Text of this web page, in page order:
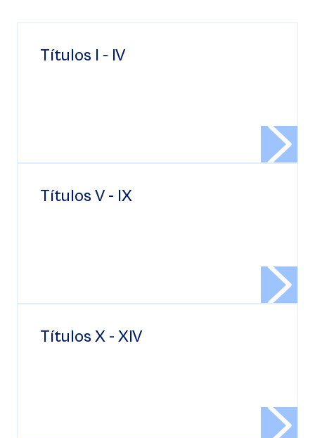
Títulos I - IV
Títulos V - IX
Títulos X - XIV